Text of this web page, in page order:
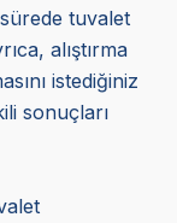
sürede tuvalet
alıştırma
istediğiniz
sonuçları